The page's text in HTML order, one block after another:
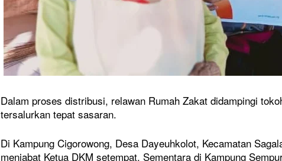
Dalam proses distribusi, relawan Rumah Zakat didampingi
tersalurkan tepat sasaran.
Di Kampung Cigorowong, Desa Dayeuhkolot, Kecamatan
menjabat Ketua DKM setempat. Sementara di Kampung